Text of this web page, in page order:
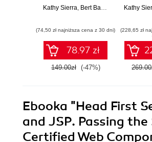
Kathy Sierra Bert Bates Trisha Gee
(74,50 zł najniższa cena z 30 dni)
78.97 zł
149.00zł (-47%)
Kathy
(228,65 zł
Ebooka "Head First
and JSP. Passing the
Certified Web